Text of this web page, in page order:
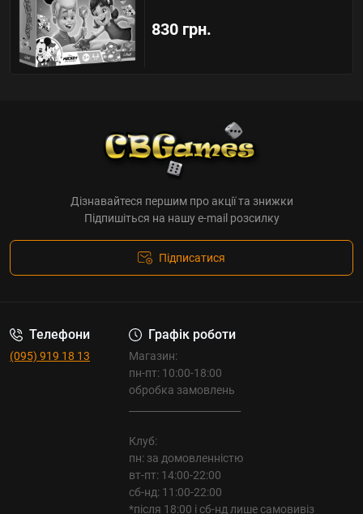
830 грн.
Дізнавайтеся першим про акції та знижки
Підпишіться на нашу e-mail розсилку
Підписатися
Телефони
(095) 919 18 13
Графік роботи
Магазин:
пн-пт: 10:00-18:00
обробка замовлень
Клуб:
пн: за домовленністю
вт-пт: 14:00-22:00
сб-нд: 11:00-22:00
*після 18:00 і сб-нд лише самовивіз